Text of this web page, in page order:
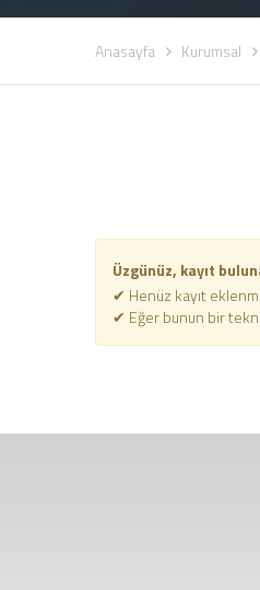
Anasayfa Kurumsal
Üzgünüz, kayıt
✔ Henüz kayıt
✔ Eğer bunun bir